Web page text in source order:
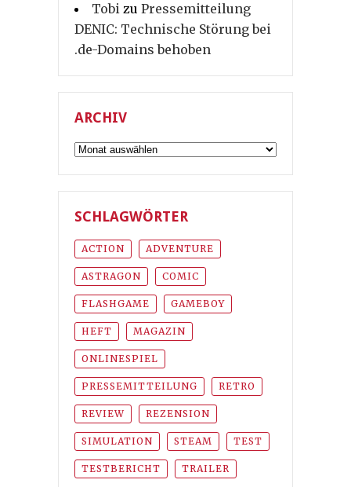
Tobi zu Pressemitteilung
DENIC: Technische Störung bei
.de-Domains behoben
ARCHIV
Archiv
SCHLAGWÖRTER
ACTION ADVENTURE
ASTRAGON COMIC
FLASHGAME GAMEBOY
HEFT MAGAZIN
ONLINESPIEL
PRESSEMITTEILUNG RETRO
REVIEW REZENSION
SIMULATION STEAM TEST
TESTBERICHT TRAILER